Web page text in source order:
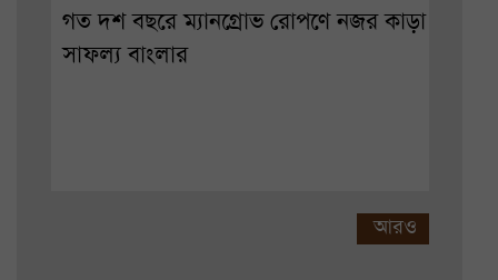
গত দশ বছরে ম্যানগ্রোভ রোপণে নজর কাড়া
সাফল্য বাংলার
আরও